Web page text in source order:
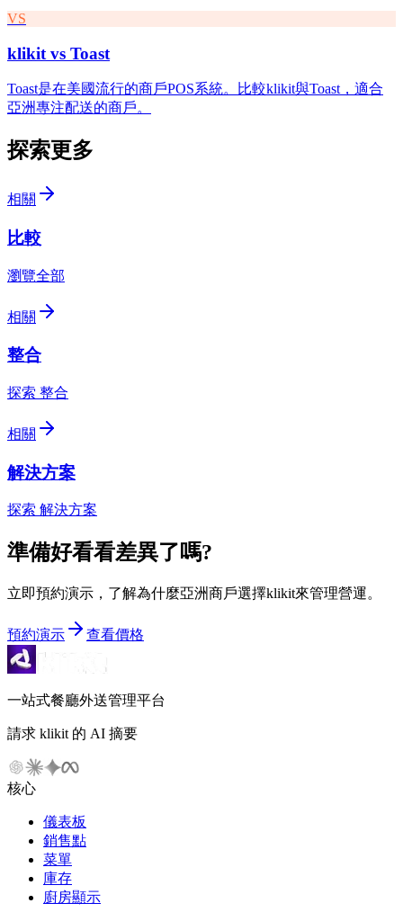
VS
klikit vs Toast
Toast是在美國流行的商戶POS系統。比較klikit與Toast，適合
亞洲專注配送的商戶。
探索更多
相關
比較
瀏覽全部
相關
整合
探索 整合
相關
解決方案
探索 解決方案
準備好看看差異了嗎?
立即預約演示，了解為什麼亞洲商戶選擇klikit來管理營運。
預約演示 查看價格
一站式餐廳外送管理平台
請求 klikit 的 AI 摘要
核心
儀表板
銷售點
菜單
庫存
廚房顯示